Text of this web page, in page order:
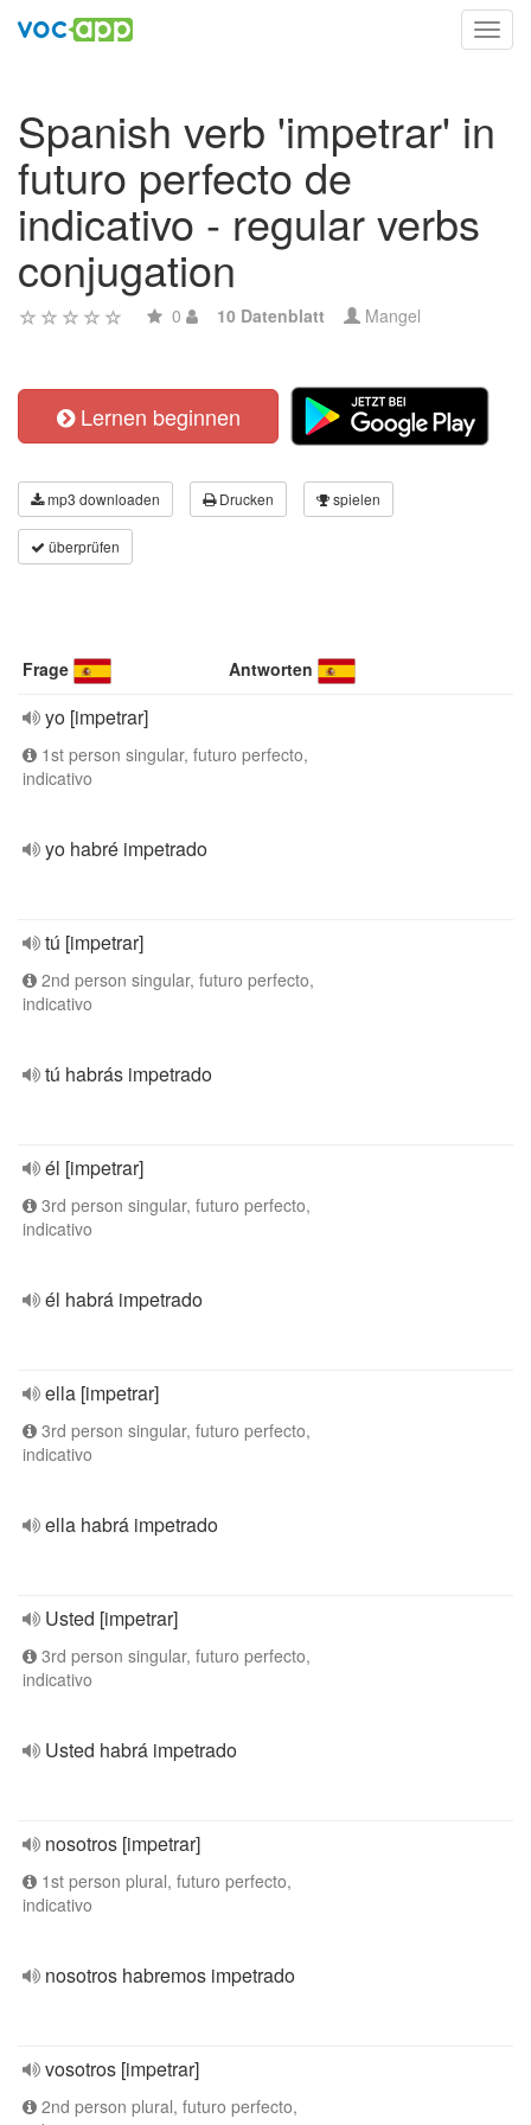
Spanish verb 'impetrar' in
futuro perfecto de
indicativo - regular verbs
conjugation
0 10 Datenblatt Mangel
Lernen beginnen
mp3 downloaden Drucken spielen
überprüfen
Frage Antworten
yo [impetrar]
1st person singular, futuro perfecto,
indicativo
yo habré impetrado
tú [impetrar]
2nd person singular, futuro perfecto,
indicativo
tú habrás impetrado
él [impetrar]
3rd person singular, futuro perfecto,
indicativo
él habrá impetrado
ella [impetrar]
3rd person singular, futuro perfecto,
indicativo
ella habrá impetrado
Usted [impetrar]
3rd person singular, futuro perfecto,
indicativo
Usted habrá impetrado
nosotros [impetrar]
1st person plural, futuro perfecto,
indicativo
nosotros habremos impetrado
vosotros [impetrar]
2nd person plural, futuro perfecto,